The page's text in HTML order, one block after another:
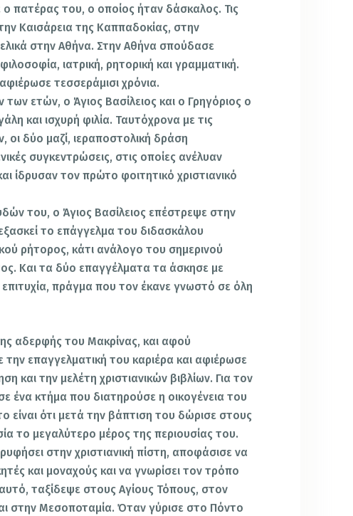
πατέρας του, ο οποίος ήταν δάσκαλος. Τις
Καισάρεια της Καππαδοκίας, στην
στην Αθήνα. Στην Αθήνα σπούδασε
ιατρική, ρητορική και γραμματική.
τεσσεράμισι χρόνια.
ετών, ο Άγιος Βασίλειος και ο Γρηγόριος ο
και ισχυρή φιλία. Ταυτόχρονα με τις
οι δύο μαζί, ιεραποστολική δράση
συγκεντρώσεις, στις οποίες ανέλυαν
ίδρυσαν τον πρώτο φοιτητικό χριστιανικό
του, ο Άγιος Βασίλειος επέστρεψε στην
το επάγγελμα του διδασκάλου
ρήτορος, κάτι ανάλογο του σημερινού
Και τα δύο επαγγέλματα τα άσκησε με
επιτυχία, πράγμα που τον έκανε γνωστό σε όλη
αδερφής του Μακρίνας, και αφού
την επαγγελματική του καριέρα και αφιέρωσε
και την μελέτη χριστιανικών βιβλίων. Για τον
ένα κτήμα που διατηρούσε η οικογένεια του
είναι ότι μετά την βάπτιση του δώρισε στους
το μεγαλύτερο μέρος της περιουσίας του.
στην χριστιανική πίστη, αποφάσισε να
και μοναχούς και να γνωρίσει τον τρόπο
ταξίδεψε στους Αγίους Τόπους, στον
στην Μεσοποταμία. Όταν γύρισε στο Πόντο